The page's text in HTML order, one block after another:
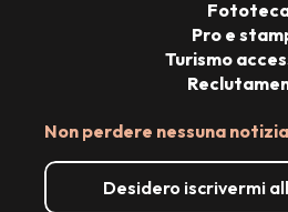
Non perdere nessuna
Desidero iscrivermi
Pro e
Turismo